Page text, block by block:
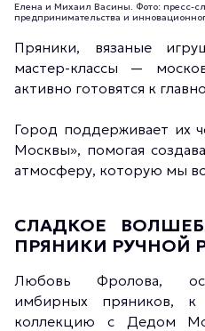
Молодёжь Москвы
Елена и Михаил Васины. Фото: пресс-
предпринимательства и
Пряники, вязаные
мастер-классы —
активно готовятся к
Город поддерживает их
Москвы», помогая
атмосферу, которую мы
СЛАДКОЕ
ПРЯНИКИ РУЧНОЙ
Любовь Фролова,
имбирных пряников, к
коллекцию с Дедом